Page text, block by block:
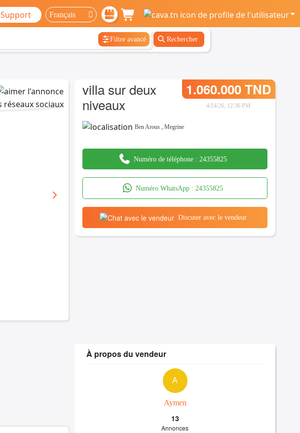
Support
Filtre avancé Rechercher
villa sur deux
niveaux
1.060.000 TND
4/14/26, 12:36 PM
Ben Arous ,Megrine
Numéro de téléphone : 24355825
Numéro WhatsApp : 24355825
Discuter avec le vendeur
À propos du vendeur
A
Aymen
13
Annonces